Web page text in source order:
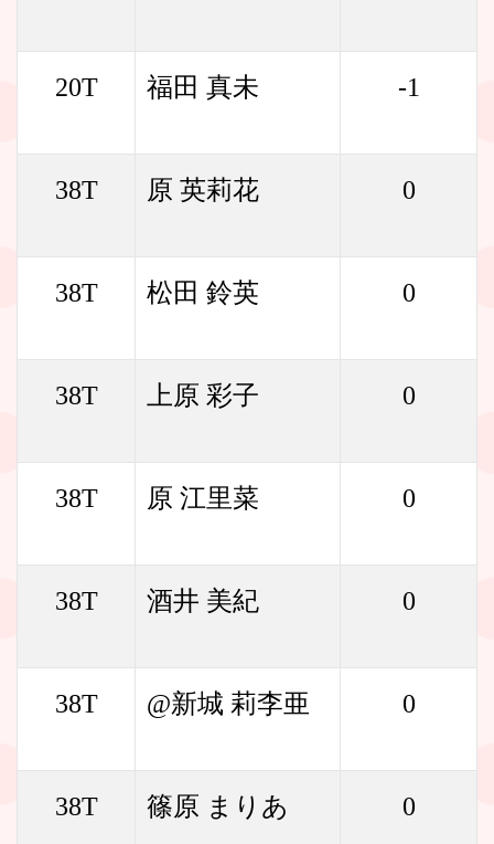
20T 福田 真未 -1
38T 原 英莉花 0
38T 松田 鈴英 0
38T 上原 彩子 0
38T 原 江里菜 0
38T 酒井 美紀 0
38T @新城 莉李亜 0
38T 篠原 まりあ 0